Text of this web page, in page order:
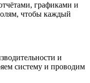
графиками и
чтобы каждый
и
систему и проводим